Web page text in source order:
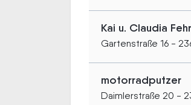
Kai u. Claudia
Gartenstraße 16 -
motorradputzer
Daimlerstraße 20 -